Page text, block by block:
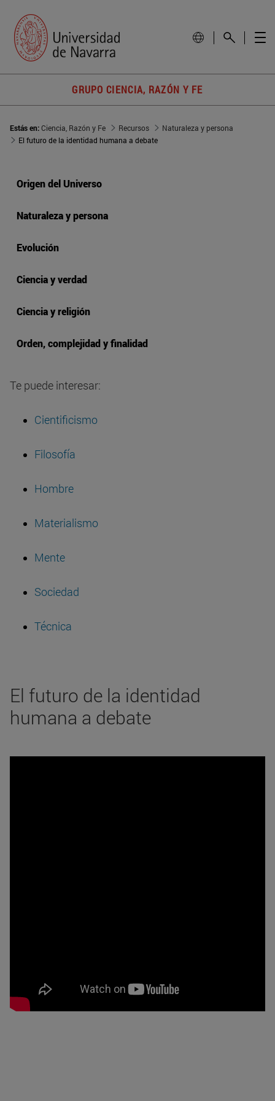
GRUPO CIENCIA, RAZÓN Y FE
Estás en:Ciencia, Razón y Fe Recursos
Naturaleza y persona
El futuro de la identidad humana a debate
Origen del Universo
Naturaleza y persona
Evolución
Ciencia y verdad
Ciencia y religión
Orden, complejidad y finalidad
Te puede interesar:
Cientificismo
Filosofía
Hombre
Materialismo
Mente
Sociedad
Técnica
El futuro de la identidad
humana a debate